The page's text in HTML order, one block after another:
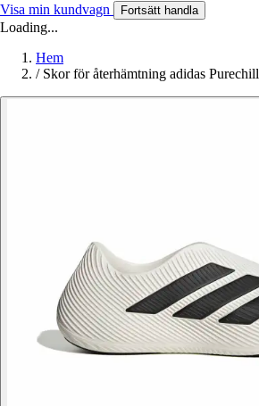
Visa min kundvagn Fortsätt handla
Loading...
Hem
/ Skor för återhämtning adidas Purechill